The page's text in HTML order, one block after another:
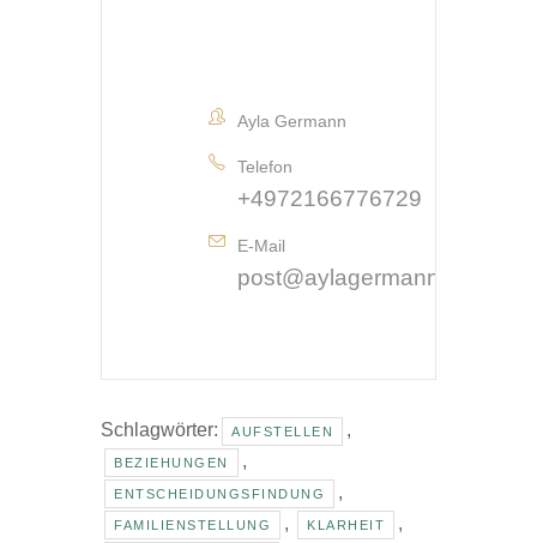
Ayla Germann
Telefon
+4972166776729
E-Mail
Schlagwörter: AUFSTELLEN
BEZIEHUNGEN ,
ENTSCHEIDUNGSFINDUNG ,